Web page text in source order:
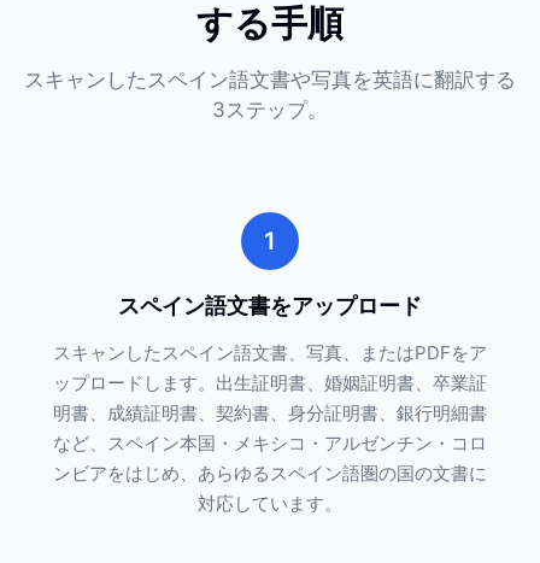
する手順
スキャンしたスペイン語文書や写真を英語に翻訳する
3ステップ。
1
スペイン語文書をアップロード
スキャンしたスペイン語文書、写真、またはPDFをア
ップロードします。出生証明書、婚姻証明書、卒業証
明書、成績証明書、契約書、身分証明書、銀行明細書
など、スペイン本国・メキシコ・アルゼンチン・コロ
ンビアをはじめ、あらゆるスペイン語圏の国の文書に
対応しています。